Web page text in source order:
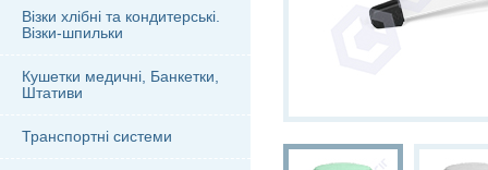
Візки хлібні та кондитерські.
Візки-шпильки
Кушетки медичні, Банкетки,
Штативи
Транспортні системи